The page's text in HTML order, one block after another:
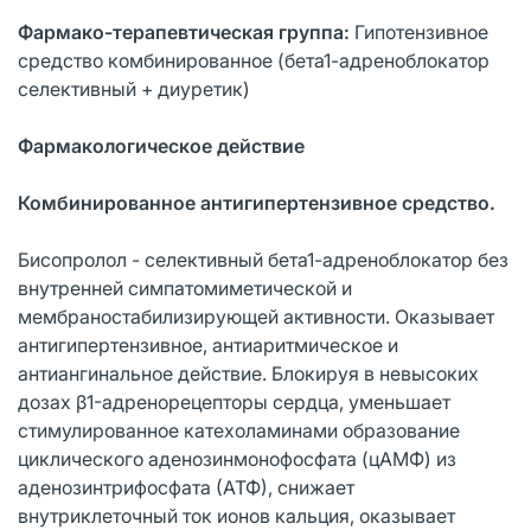
Фармако-терапевтическая группа: Гипотензивное
средство комбинированное (бета1-адреноблокатор
селективный + диуретик)
Фармакологическое действие
Комбинированное антигипертензивное средство.
Бисопролол - селективный бета1-адреноблокатор без
внутренней симпатомиметической и
мембраностабилизирующей активности. Оказывает
антигипертензивное, антиаритмическое и
антиангинальное действие. Блокируя в невысоких
дозах β1-адренорецепторы сердца, уменьшает
стимулированное катехоламинами образование
циклического аденозинмонофосфата (цАМФ) из
аденозинтрифосфата (АТФ), снижает
внутриклеточный ток ионов кальция, оказывает